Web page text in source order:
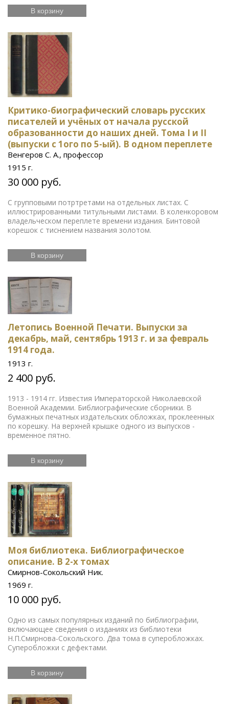
В корзину
Критико-биографический словарь русских
писателей и учёных от начала русской
образованности до наших дней. Тома I и II
(выпуски с 1ого по 5-ый). В одном переплете
Венгеров С. А., профессор
1915 г.
30 000 руб.
С групповыми потртретами на отдельных листах. С
иллюстрированными титульными листами. В коленкоровом
владельческом переплете времени издания. Бинтовой
корешок с тиснением названия золотом.
В корзину
Летопись Военной Печати. Выпуски за
декабрь, май, сентябрь 1913 г. и за февраль
1914 года.
1913 г.
2 400 руб.
1913 - 1914 гг. Известия Императорской Николаевской
Военной Академии. Библиографические сборники. В
бумажных печатных издательских обложках, проклеенных
по корешку. На верхней крышке одного из выпусков -
временное пятно.
В корзину
Моя библиотека. Библиографическое
описание. В 2-х томах
Смирнов-Сокольский Ник.
1969 г.
10 000 руб.
Одно из самых популярных изданий по библиографии,
включающее сведения о изданиях из библиотеки
Н.П.Смирнова-Сокольского. Два тома в суперобложках.
Суперобложки с дефектами.
В корзину